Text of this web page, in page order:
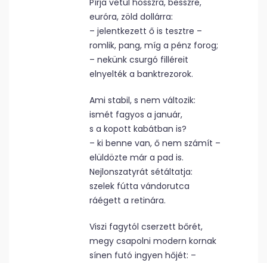
Pírja vetül hosszra, besszre,
euróra, zöld dollárra:
– jelentkezett ő is tesztre –
romlik, pang, míg a pénz forog;
– nekünk csurgó filléreit
elnyelték a banktrezorok.
Ami stabil, s nem változik:
ismét fagyos a január,
s a kopott kabátban is?
– ki benne van, ő nem számít –
elüldözte már a pad is.
Nejlonszatyrát sétáltatja:
szelek fútta vándorutca
ráégett a retinára.
Viszi fagytól cserzett bőrét,
megy csapolni modern kornak
sínen futó ingyen hőjét: –